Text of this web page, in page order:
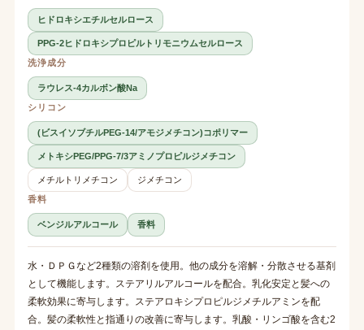
ヒドロキシエチルセルロース
PPG-2ヒドロキシプロピルトリモニウムセルロース
洗浄成分
ラウレス-4カルボン酸Na
シリコン
(ビスイソブチルPEG-14/アモジメチコン)コポリマー
メトキシPEG/PPG-7/3アミノプロピルジメチコン
メチルトリメチコン
ジメチコン
香料
ベンジルアルコール 香料
水・ＤＰＧなど2種類の溶剤を使用。他の成分を溶解・分散させる基剤
として機能します。ステアリルアルコールを配合。乳化安定と髪への
柔軟効果に寄与します。ステアロキシプロピルジメチルアミンを配
合。髪の柔軟性と指通りの改善に寄与します。乳酸・リンゴ酸を含む2